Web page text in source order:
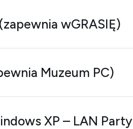
wGRASIĘ)
Muzeum PC)
XP – LAN Party